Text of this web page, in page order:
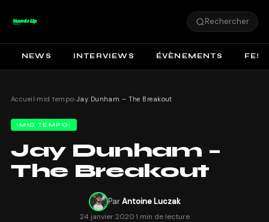
Rechercher
NEWS INTERVIEWS ÉVÈNEMENTS
Accueil›mid tempo›Jay Dunham – The Breakout
MID TEMPO
Jay Dunham –
The Breakout
ParAntoine Luczak
24 janvier 20201 min de lecture